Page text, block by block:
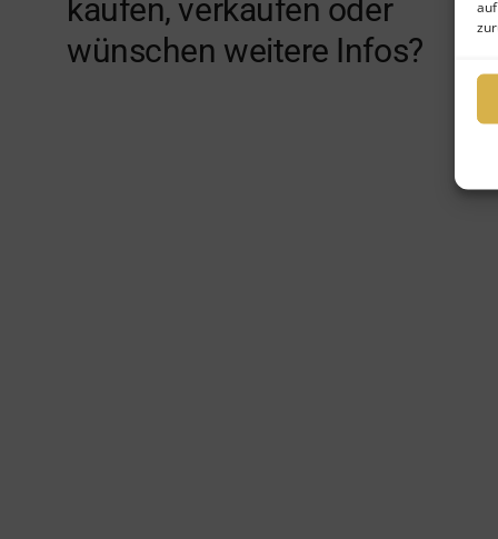
kaufen, verkaufen oder
wünschen weitere Infos?